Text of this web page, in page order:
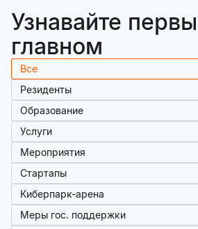
Узнавайте
главном
Все
Резиденты
Образование
Услуги
Мероприятия
Стартапы
Киберпарк-арена
Меры гос. поддержки